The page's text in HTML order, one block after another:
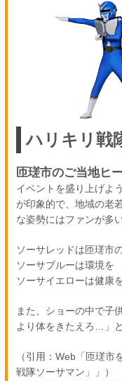
ハリキリ戦
匝瑳市のご当地ヒ
イベントを盛り上げよ
が印象的で、地域の老
な姿勢にはファンが多い
ソーサレッドは匝瑳市
ソーサブルーは環境を
ソーサイエローは健康
また、ショーの中で子
より体をきたえろ…」
（引用：Web「匝瑳市
戦隊ソーサマン」」）